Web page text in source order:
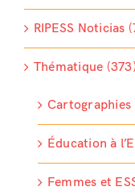
RIPESS Noticias
Thématique (373)
Cartographies
Éducation à
Femmes et